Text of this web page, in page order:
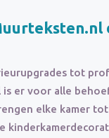
tot
is er voor alle
elke kamer